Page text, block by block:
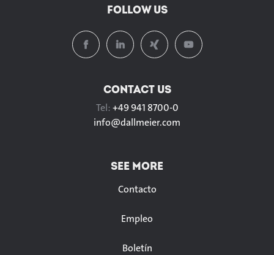
FOLLOW US
CONTACT US
Tel:+49 941 8700-0
info@dallmeier.com
SEE MORE
Contacto
Empleo
Boletín